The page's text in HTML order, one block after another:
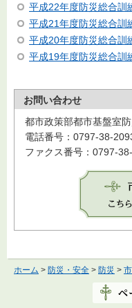
平成22年度防災総合訓
平成21年度防災総合訓
平成20年度防災総合訓
平成19年度防災総合訓
お問い合わせ
都市政策部都市基盤室
電話番号：0797-38-
ファクス番号：0797-
ホーム > 防災・安全 > 防災 >